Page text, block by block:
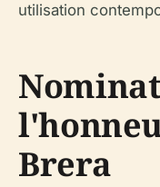
utilisation
Brera